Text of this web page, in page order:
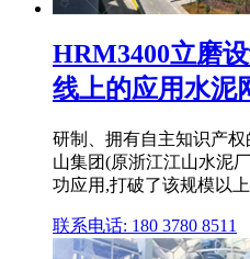
HRM3400立磨
线上的应用水泥
研制、拥有自主知识产
山集团(原浙江江山水泥
功应用,打破了该规模以
联系电话: 180 3780 8511